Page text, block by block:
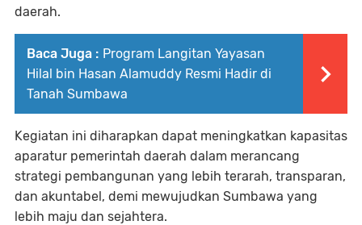
daerah.
Baca Juga : Program Langitan Yayasan
Hilal bin Hasan Alamuddy Resmi Hadir di
Tanah Sumbawa
Kegiatan ini diharapkan dapat meningkatkan kapasitas
aparatur pemerintah daerah dalam merancang
strategi pembangunan yang lebih terarah, transparan,
dan akuntabel, demi mewujudkan Sumbawa yang
lebih maju dan sejahtera.